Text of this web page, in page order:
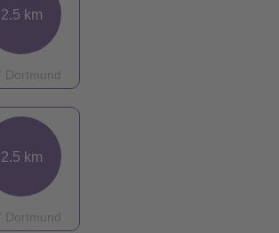
2.5 km
Dortmund
2.5 km
Dortmund